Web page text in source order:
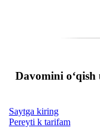
Davomini
Saytga kiring
Pereyti k tarifam